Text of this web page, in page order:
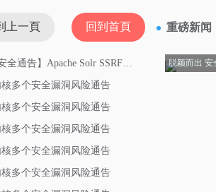
上一頁 回到首頁